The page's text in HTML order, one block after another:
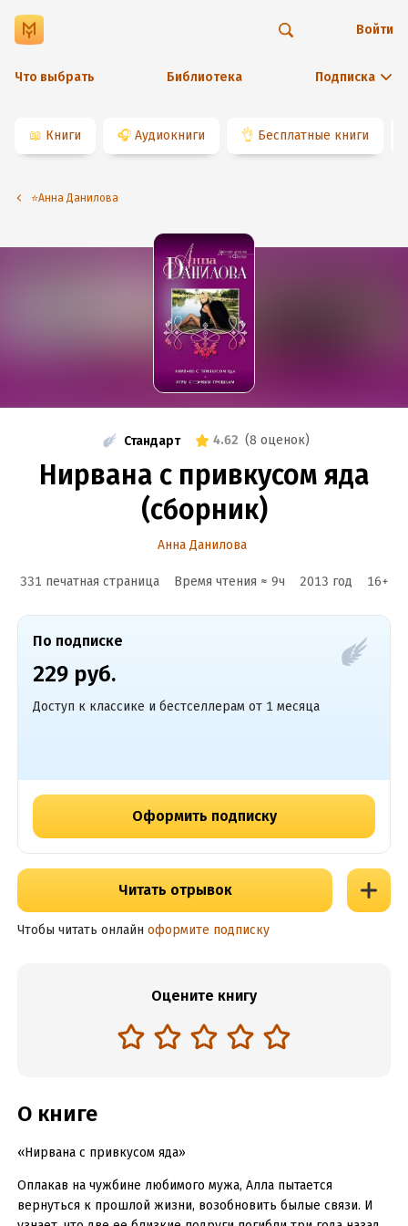
Что выбрать Библиотека Подписка
Войти
📖 Книги 🎧 Аудиокниги 👌 Бесплатные книги
⭐️Анна Данилова
Стандарт 4.62 (8 оценок)
Нирвана с привкусом яда
(сборник)
Анна Данилова
331 печатная страница Время чтения ≈ 9ч 2013 год 16+
По подписке
229 руб.
Доступ к классике и бестселлерам от 1 месяца
Оформить подписку
Читать отрывок
Чтобы читать онлайн оформите подписку
Оцените книгу
О книге
«Нирвана с привкусом яда»
Оплакав на чужбине любимого мужа, Алла пытается
вернуться к прошлой жизни, возобновить былые связи. И